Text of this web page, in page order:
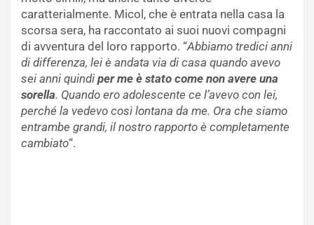
caratterialmente. Micol, che è entrata nella casa la
scorsa sera, ha raccontato ai suoi nuovi compagni
di avventura del loro rapporto. “Abbiamo tredici anni
di differenza, lei è andata via di casa quando avevo
sei anni quindi per me è stato come non avere una
sorella. Quando ero adolescente ce l’avevo con lei,
perché la vedevo così lontana da me. Ora che siamo
entrambe grandi, il nostro rapporto è completamente
cambiato“.